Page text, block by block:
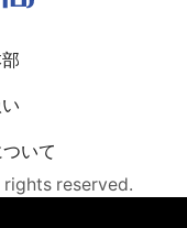
いて
reserved.